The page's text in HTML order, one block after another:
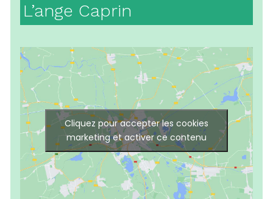
L’ange Caprin
Cliquez pour accepter les cookies
marketing et activer ce contenu